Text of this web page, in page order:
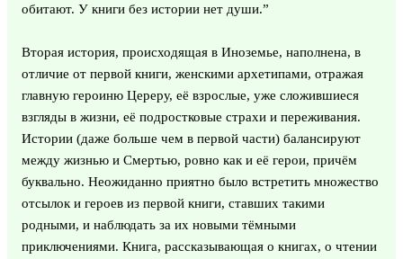
обитают. У книги без истории нет души.”
Вторая история, происходящая в Иноземье, наполнена, в
отличие от первой книги, женскими архетипами, отражая
главную героиню Цереру, её взрослые, уже сложившиеся
взгляды в жизни, её подростковые страхи и переживания.
Истории (даже больше чем в первой части) балансируют
между жизнью и Смертью, ровно как и её герои, причём
буквально. Неожиданно приятно было встретить множество
отсылок и героев из первой книги, ставших такими
родными, и наблюдать за их новыми тёмными
приключениями. Книга, рассказывающая о книгах, о чтении